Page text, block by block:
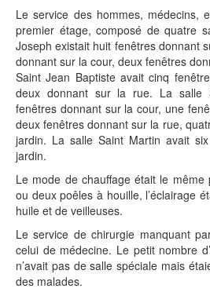
Le service des hommes, médecins,
premier étage, composé de quatre
Joseph existait huit fenêtres donnant
donnant sur la cour, deux fenêtres
Saint Jean Baptiste avait cinq
deux donnant sur la rue. La salle
fenêtres donnant sur la cour, une
deux fenêtres donnant sur la rue,
jardin. La salle Saint Martin avait
jardin.
Le mode de chauffage était le
ou deux poêles à houille, l’éclairage
huile et de veilleuses.
Le service de chirurgie manquant
celui de médecine. Le petit nombre
n’avait pas de salle spéciale mais
des malades.